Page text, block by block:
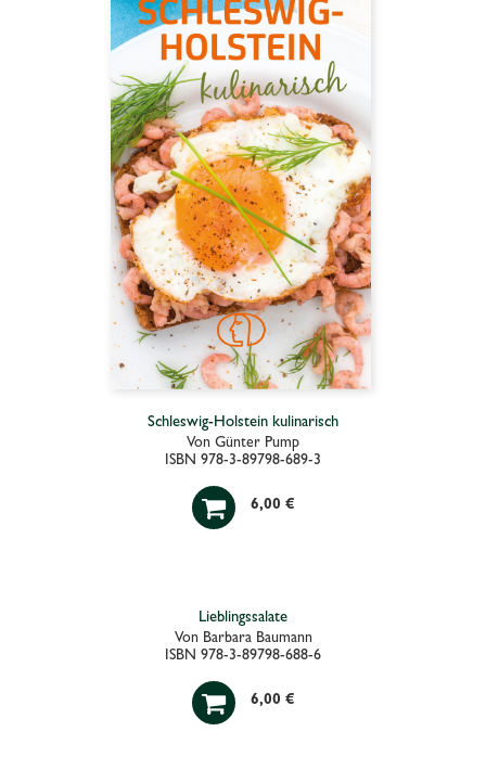
Schleswig-Holstein kulinarisch
Von Günter Pump
ISBN 978-3-89798-689-3
 6,00 €
Lieblingssalate
Von Barbara Baumann
ISBN 978-3-89798-688-6
 6,00 €